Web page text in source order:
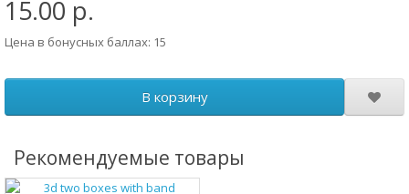
15.00 р.
Цена в бонусных баллах: 15
В корзину
Рекомендуемые товары